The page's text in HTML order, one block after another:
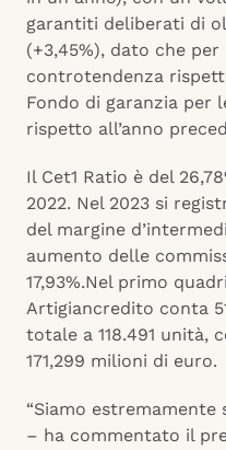
garantiti deliberati di
(+3,45%), dato che
controtendenza
Fondo di garanzia per
rispetto all’anno
Il Cet1 Ratio è del
2022. Nel 2023 si
del margine
aumento delle
17,93%.Nel primo
Artigiancredito conta
totale a 118.491 unità,
171,299 milioni di euro.
“Siamo
– ha commentato il